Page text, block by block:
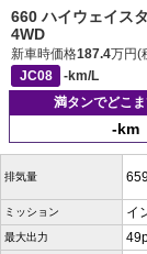
660 ハイウェイス
4WD
新車時価格187.4万円(
JC08
-km/L
満タンでどこ
-km
排気量
ミッション イ
最大出力